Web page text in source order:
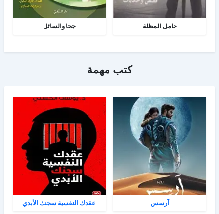
حامل المظلة جحا والسائل
كتب مهمة
آرسس عقدك النفسية سجنك الأبدي